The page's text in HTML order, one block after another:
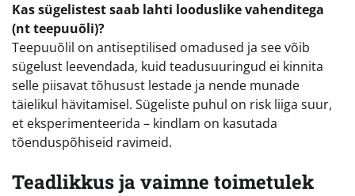
Kas sügelistest saab lahti looduslike vahenditega
(nt teepuuõli)?
Teepuuõlil on antiseptilised omadused ja see võib
sügelust leevendada, kuid teadusuuringud ei kinnita
selle piisavat tõhusust lestade ja nende munade
täielikul hävitamisel. Sügeliste puhul on risk liiga suur,
et eksperimenteerida – kindlam on kasutada
tõenduspõhiseid ravimeid.
Teadlikkus ja vaimne toimetulek